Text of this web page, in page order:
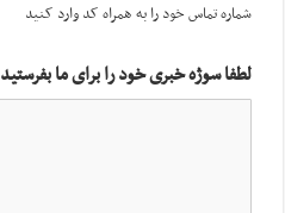
شماره تماس خود را به همراه کد وارد کنید
لطفا سوژه خبری خود را برای ما بفرستید